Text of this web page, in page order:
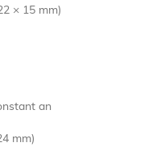
× 15 mm)
an
mm)